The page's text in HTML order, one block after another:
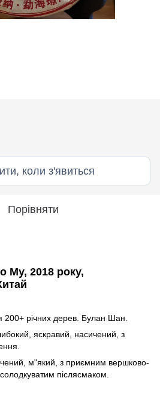
коли з'явиться
Порівняти
Му, 2018 року,
200+ річних дерев. Булан Шан.
яскравий, насичений, з
м"який, з приємним вершково-
післясмаком.